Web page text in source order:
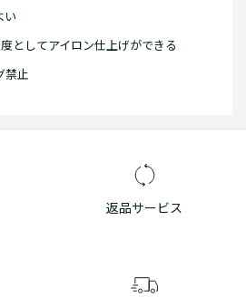
い
としてアイロン仕上げができる
禁止
返品サービス